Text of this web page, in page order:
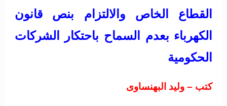
القطاع الخاص والالتزام بنص قانون
الكهرباء بعدم السماح باحتكار الشركات
الحكومية
كتب – وليد البهنساوى